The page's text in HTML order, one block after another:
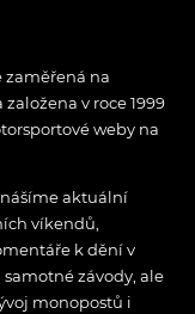
zaměřená na
v roce 1999
weby na
aktuální
víkendů,
k dění v
závody, ale
monopostů i